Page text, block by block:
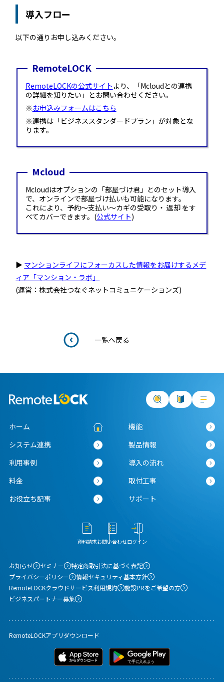
導入フロー
以下の通りお申し込みください。
RemoteLOCK
RemoteLOCKの公式サイト より、「Mcloudとの連携
の詳細を知りたい」とお問い合わせください。
※ お申込みフォームはこちら
※連携は「ビジネススタンダードプラン」が対象とな
ります。
Mcloud
Mcloudはオプションの「部屋づけ君」とのセット導入
で、オンラインで部屋づけ払いも可能になります。
これにより、予約～支払い～カギの受取り・ 返却 をす
べてカバーできます。(公式サイト)
▶ マンションライフにフォーカスした情報をお届けするメデ
ィア「マンション・ラボ」
(運営：株式会社つなぐネットコミュニケーションズ)
一覧へ戻る
ホーム
機能
システム連携
製品情報
利用事例
導入の流れ
料金
取付工事
お役立ち記事
サポート
資料請求お問い合わせログイン
お知らせ セミナー
特定商取引法に基づく表記
プライバシーポリシー
情報セキュリティ基本方針
RemoteLOCKクラウドサービス利用規約
施設PRをご希望の方
ビジネスパートナー募集
RemoteLOCKアプリダウンロード
RemoteLOCK 9j
パートナー製品
製品の比較
店舗
公共施設
その他の業種
事例インタビュー
宿泊施設
レンタルスペース
店舗
オフィス
その他の業種
工事の様子
施工パートナー 一覧
全てのパートナー
北海道
関東
中国
カスタマーサポート
お知らせ セミナー
特定商取引法に基づく表記
プライバシーポリシー
RemoteLOCKアプリダウンロード